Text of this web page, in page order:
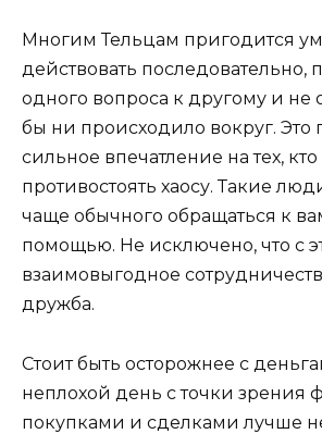
Многим Тельцам пригодится
действовать последовательно,
одного вопроса к другому и не
бы ни происходило вокруг. Это
сильное впечатление на тех,
противостоять хаосу. Такие
чаще обычного обращаться к
помощью. Не исключено, что с
взаимовыгодное
дружба.
Стоит быть осторожнее с
неплохой день с точки зрения
покупками и сделками лучше